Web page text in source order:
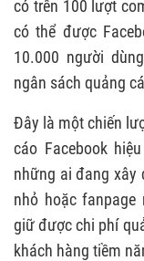
có trên 100 lượt
có thể được
10.000 người
ngân sách quảng
Đây là một chiến
cáo Facebook
những ai đang xây
nhỏ hoặc
giữ được chi phí
khách hàng tiềm